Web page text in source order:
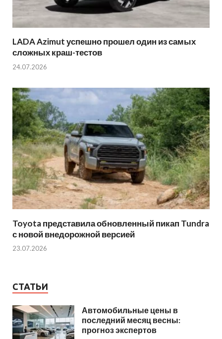
LADA Azimut успешно прошел один из самых
сложных краш-тестов
24.07.2026
Toyota представила обновленный пикап Tundra
с новой внедорожной версией
23.07.2026
СТАТЬИ
Автомобильные цены в
последний месяц весны:
прогноз экспертов